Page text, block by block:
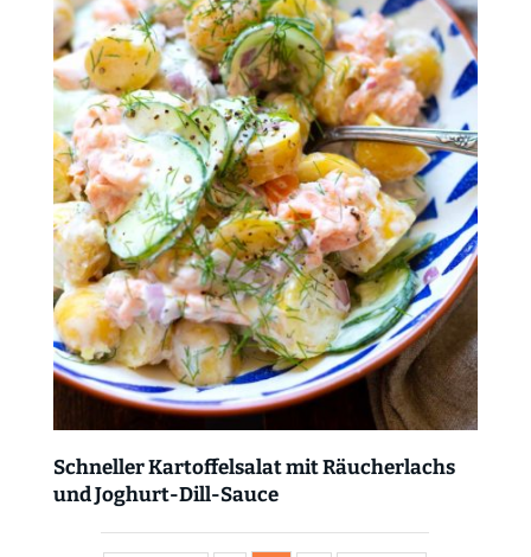
Schneller Kartoffelsalat mit Räucherlachs
und Joghurt-Dill-Sauce